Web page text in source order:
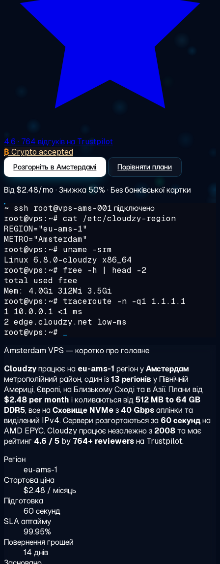
4.6 · 764 відгуків на Trustpilot
₿ Crypto accepted
Розгорніть в Амстердамі Порівняти плани
Від$2.48/mo · Знижка 50% · Без банківської картки
~ ssh root@vps-ams-001 підключено
root@vps:~# cat /etc/cloudzy-region
REGION="eu-ams-1"
METRO="Amsterdam"
root@vps:~# uname -srm
Linux 6.8.0-cloudzy x86_64
root@vps:~# free -h | head -2
total used free
Mem: 4.0Gi 312Mi 3.5Gi
root@vps:~# traceroute -n -q1 1.1.1.1
1 10.0.0.1 <1 ms
2 edge.cloudzy.net low-ms
root@vps:~#
Amsterdam VPS — коротко про головне
Cloudzyпрацює на eu-ams-1 регіон уАмстердам
метрополійний район, один із13 регіоніву Північній
Америці, Європі, на Близькому Сході та в Азії. Плани від
$2.48 per month і коливаються від512 MB to 64 GB
DDR5, все наСховище NVMeз 40 Gbpsаплінки та
виділений IPv4. Сервери розгортаються за 60 секундна
AMD EPYC. Cloudzy працює незалежно з 2008та має
рейтинг 4.6 / 5 by 764+ reviewersна Trustpilot.
Регіон
eu-ams-1
Стартова ціна
$2.48 / місяць
Підготовка
60 секунд
SLA аптайму
99.95%
Повернення грошей
14 днів